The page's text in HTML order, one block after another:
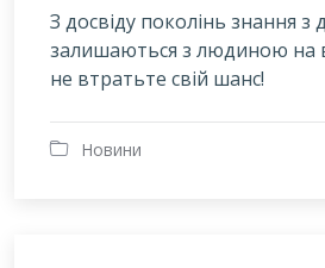
З досвіду поколінь знання з
залишаються з людиною на
не втратьте свій шанс!
Новини